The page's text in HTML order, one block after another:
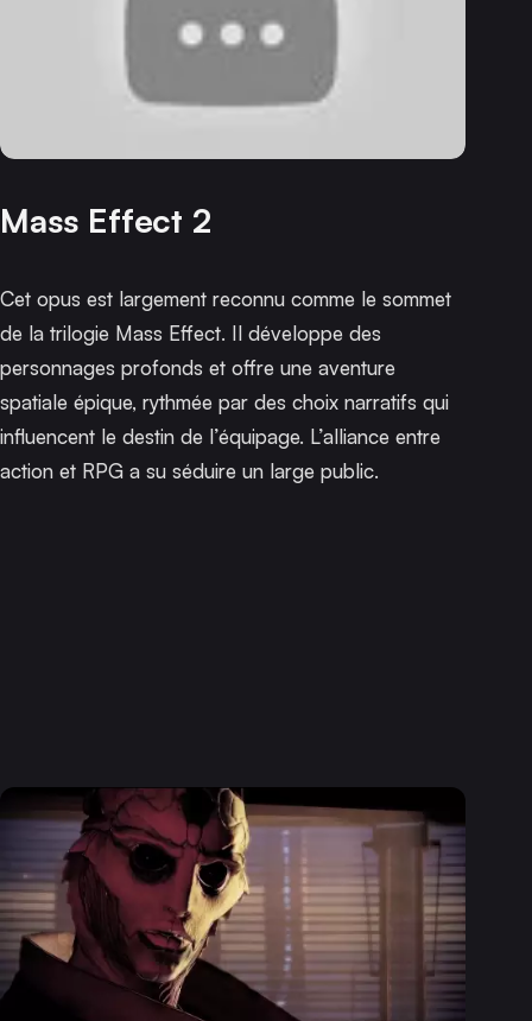
Mass Effect 2
Cet opus est largement reconnu comme le sommet
de la trilogie Mass Effect. Il développe des
personnages profonds et offre une aventure
spatiale épique, rythmée par des choix narratifs qui
influencent le destin de l’équipage. L’alliance entre
action et RPG a su séduire un large public.